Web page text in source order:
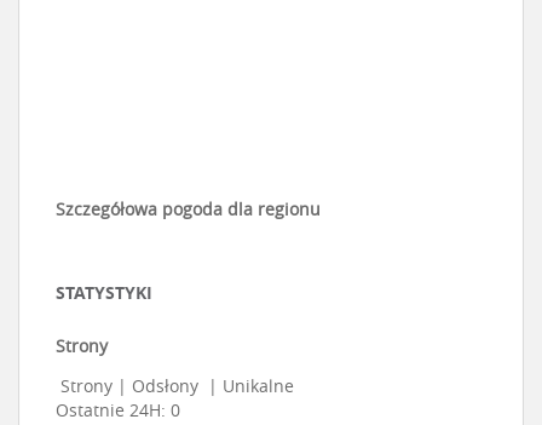
Szczegółowa pogoda dla regionu
STATYSTYKI
Strony
Strony | Odsłony | Unikalne
Ostatnie 24H: 0